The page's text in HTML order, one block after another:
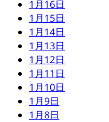
1月16日
1月15日
1月14日
1月13日
1月12日
1月11日
1月10日
1月9日
1月8日